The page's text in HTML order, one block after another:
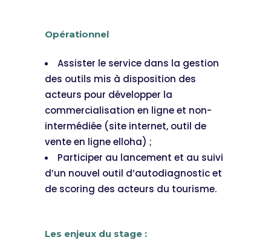
Opérationnel
Assister le service dans la gestion
des outils mis à disposition des
acteurs pour développer la
commercialisation en ligne et non-
intermédiée (site internet, outil de
vente en ligne elloha) ;
Participer au lancement et au suivi
d’un nouvel outil d’autodiagnostic et
de scoring des acteurs du tourisme.
Les enjeux du stage :